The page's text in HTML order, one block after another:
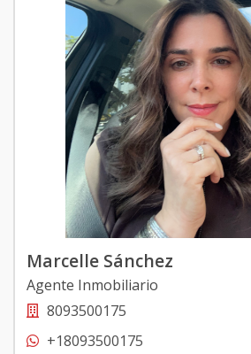
Marcelle Sánchez
Agente Inmobiliario
8093500175
+18093500175